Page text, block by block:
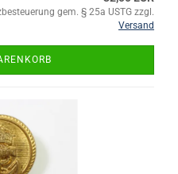
gem. § 25a USTG zzgl.
Versand